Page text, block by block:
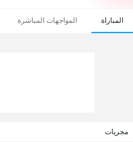
المباراة المواجهات المباشرة
مجريات